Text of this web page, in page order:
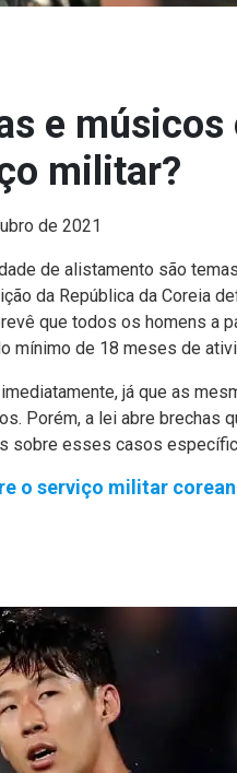
e
militar?
de 2021
de alistamento são
da República da Coreia
que todos os homens a
mínimo de 18 meses de
já que as
Porém, a lei abre brechas
sobre esses casos
o serviço militar